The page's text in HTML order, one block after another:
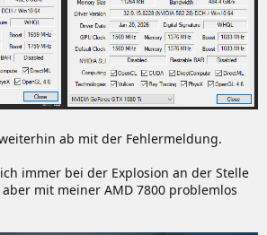
ab mit der Fehlermeldung.
immer bei der Explosion an der Stelle
mit meiner AMD 7800 problemlos